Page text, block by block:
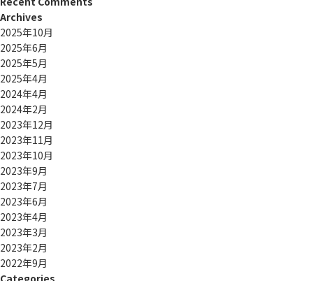
Archives
2025年10月
2025年6月
2025年5月
2025年4月
2024年4月
2024年2月
2023年12月
2023年11月
2023年10月
2023年9月
2023年7月
2023年6月
2023年4月
2023年3月
2023年2月
2022年9月